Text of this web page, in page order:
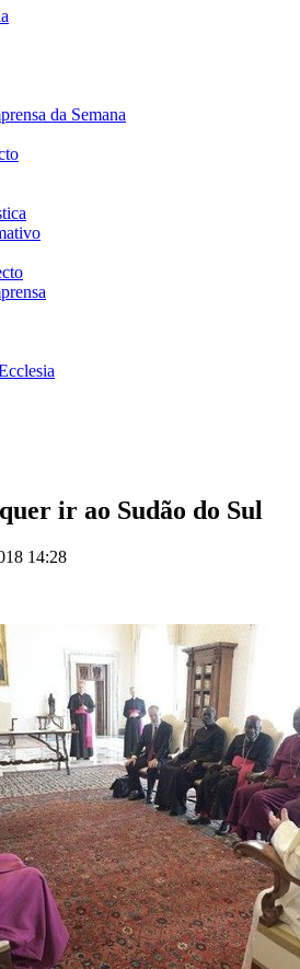
da Semana
ir ao Sudão do Sul
14:28